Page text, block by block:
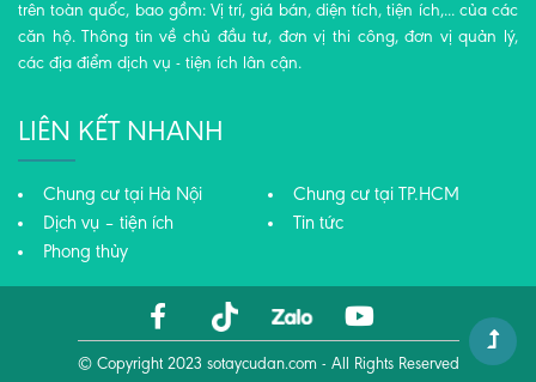
trên toàn quốc, bao gồm: Vị trí, giá bán, diện tích, tiện ích,... của các
căn hộ. Thông tin về chủ đầu tư, đơn vị thi công, đơn vị quản lý,
các địa điểm dịch vụ - tiện ích lân cận.
LIÊN KẾT NHANH
Chung cư tại Hà Nội
Chung cư tại TP.HCM
Dịch vụ – tiện ích
Tin tức
Phong thủy
© Copyright 2023 sotaycudan.com- All Rights Reserved